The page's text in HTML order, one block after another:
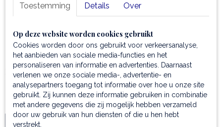
Leren messengertas heren - Ancona
✓Messengertas voor mannen ✓17" laptop past ✓Veroudert…
€ 461,99
IN WINKELWAGEN
Toestemming Details Over
Op deze website worden cookies gebruikt
Cookies worden door ons gebruikt voor verkeersanalyse,
het aanbieden van sociale media-functies en het
personaliseren van informatie en advertenties. Daarnaast
verlenen we onze sociale media-, advertentie- en
analysepartners toegang tot informatie over hoe u onze site
gebruikt. Zij kunnen deze informatie gebruiken in combinatie
met andere gegevens die zij mogelijk hebben verzameld
door uw gebruik van hun diensten of die u hen hebt
verstrekt.